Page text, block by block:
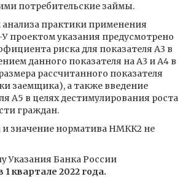
потребительские займы.
практики применения
проектом указания предусмотрено
риска для показателя А3 в
данного показателя на А3 и А4 в
рассчитанного показателя
заемщика), а также введение
А5 в целях дестимулирования роста
граждан.
и значение норматива НМКК2 не
Указания Банка России
1 квартале 2022 года.